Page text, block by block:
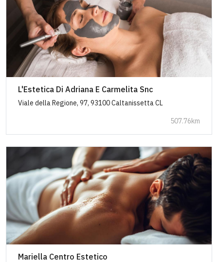
L'Estetica Di Adriana E Carmelita Snc
Viale della Regione, 97, 93100 Caltanissetta CL
507.76km
Mariella Centro Estetico